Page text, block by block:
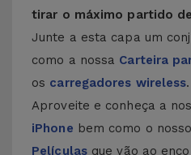
tirar o máximo partido
Junte a esta capa um
como a nossa Carteira
os carregadores wireless.
Aproveite e conheça a
iPhone bem como o
Películasque vão ao